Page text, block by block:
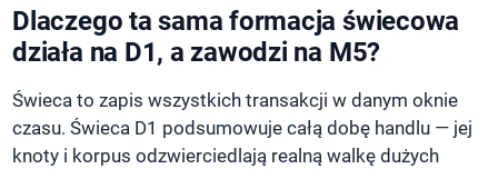
Dlaczego ta sama formacja świecowa
działa na D1, a zawodzi na M5?
Świeca to zapis wszystkich transakcji w danym oknie
czasu. Świeca D1 podsumowuje całą dobę handlu — jej
knoty i korpus odzwierciedlają realną walkę dużych